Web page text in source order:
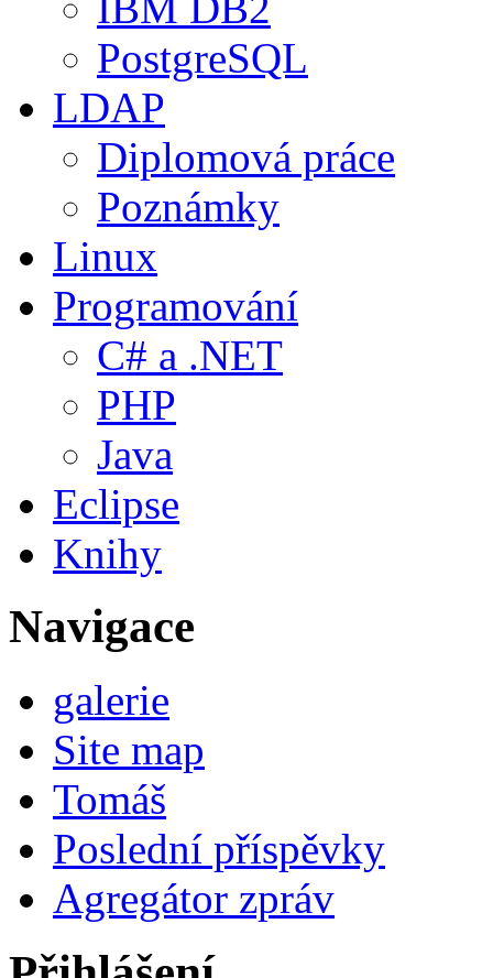
PostgreSQL
LDAP
Diplomová práce
Poznámky
Linux
Programování
C# a .NET
PHP
Java
Eclipse
Knihy
Navigace
galerie
Site map
Tomáš
Poslední příspěvky
Agregátor zpráv